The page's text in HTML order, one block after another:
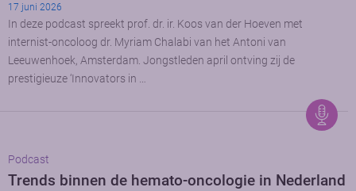
17 juni 2026
In deze podcast spreekt prof. dr. ir. Koos van der Hoeven met
internist-oncoloog dr. Myriam Chalabi van het Antoni van
Leeuwenhoek, Amsterdam. Jongstleden april ontving zij de
prestigieuze ‘Innovators in …
Podcast
Trends binnen de hemato-oncologie in Nederland